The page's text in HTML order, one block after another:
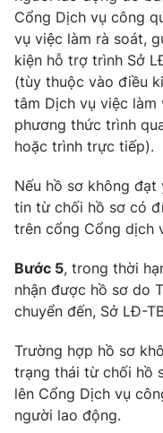
Tổng đài VTV:024.38
Ðiện thoại Thời báo VTV:
Email:toasoan@vtv.vn
Liên hệ quảng cáo:024-
® Cấm sao chép dưới
thuận bằng văn bản.
thông tin từ website này.
Cổng Dịch vụ công
vụ việc làm rà soát,
kiện hỗ trợ trình Sở
(tùy thuộc vào điều
tâm Dịch vụ việc làm
phương thức trình
hoặc trình trực tiếp).
Nếu hồ sơ không
tin từ chối hồ sơ có
trên cổng Cổng dịch
Bước 5, trong thời
nhận được hồ sơ do
chuyển đến, Sở LĐ-
Trường hợp hồ sơ
trạng thái từ chối hồ
lên Cổng Dịch vụ
người lao động.